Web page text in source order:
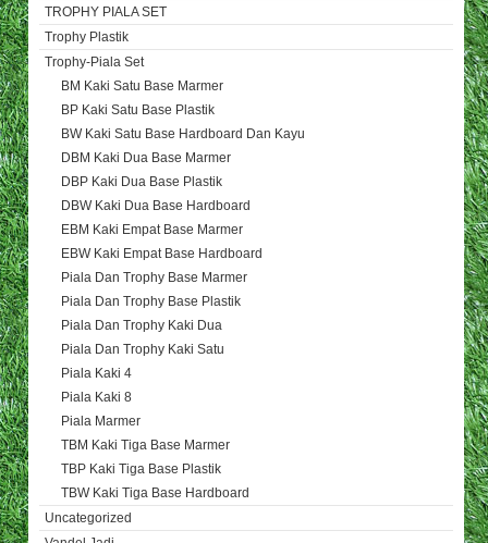
TROPHY PIALA SET
Trophy Plastik
Trophy-Piala Set
BM Kaki Satu Base Marmer
BP Kaki Satu Base Plastik
BW Kaki Satu Base Hardboard Dan Kayu
DBM Kaki Dua Base Marmer
DBP Kaki Dua Base Plastik
DBW Kaki Dua Base Hardboard
EBM Kaki Empat Base Marmer
EBW Kaki Empat Base Hardboard
Piala Dan Trophy Base Marmer
Piala Dan Trophy Base Plastik
Piala Dan Trophy Kaki Dua
Piala Dan Trophy Kaki Satu
Piala Kaki 4
Piala Kaki 8
Piala Marmer
TBM Kaki Tiga Base Marmer
TBP Kaki Tiga Base Plastik
TBW Kaki Tiga Base Hardboard
Uncategorized